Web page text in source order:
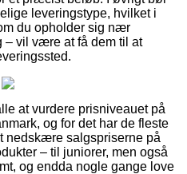
leveringstype, hvilket i
du opholder sig nær
– vil være at få dem til at
at vurdere prisniveauet på
og for det har de fleste
nedskære salgspriserne på
– til juniorer, men også
og endda nogle gange love